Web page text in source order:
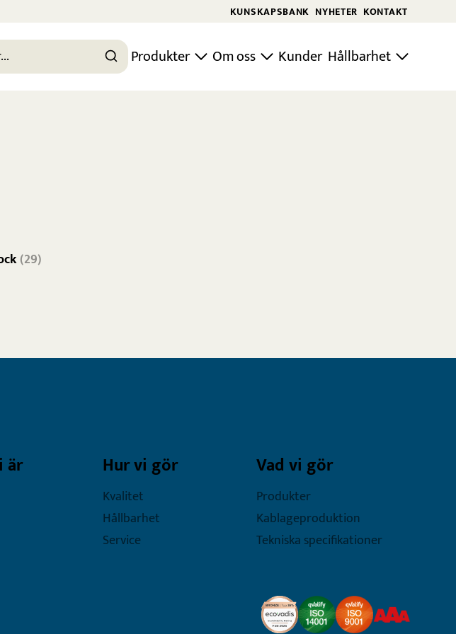
KUNSKAPSBANK NYHETER KONTAKT
Produkter Om oss Kunder Hållbarhet
(29)
är Hur vi gör
Kvalitet
Hållbarhet
Service
Vad vi gör
Produkter
Kablageproduktion
Tekniska specifikationer